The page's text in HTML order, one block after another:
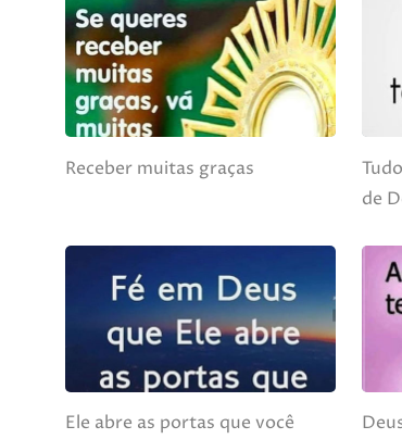
Receber muitas graças
de
Ele abre as portas que você